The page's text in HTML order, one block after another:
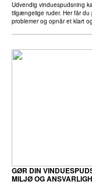
Udvendig vinduespudsning
tilgængelige ruder. Her får du
problemer og opnår et klart
GØR DIN
MILJØ OG